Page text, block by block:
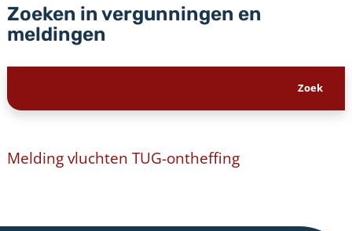
Zoeken in vergunningen en
meldingen
Melding vluchten TUG-ontheffing